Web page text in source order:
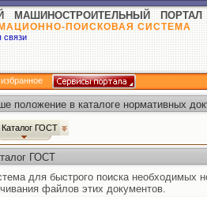
МАШИНОСТРОИТЕЛЬНЫЙ ПОРТАЛ
ПОИСКОВАЯ СИСТЕМА
связи
положение в каталоге нормативных
Каталог ГОСТ
ГОСТ
для быстрого поиска необходимых
файлов этих документов.